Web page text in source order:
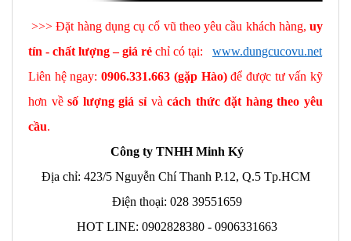
>>> Đặt hàng dụng cụ cổ vũ theo yêu cầu khách hàng,uy
tín - chất lượng – giá rẻ chỉ có tại: www.dungcucovu.net
Liên hệ ngay:0906.331.663 (gặp Hào)để được tư vấn kỹ
hơn vềsố lượng giá sỉvàcách thức đặt hàng theo yêu
cầu.
Công ty TNHH Minh Ký
Địa chỉ: 423/5 Nguyễn Chí Thanh P.12, Q.5 Tp.HCM
Điện thoại: 028 39551659
HOT LINE: 0902828380 - 0906331663